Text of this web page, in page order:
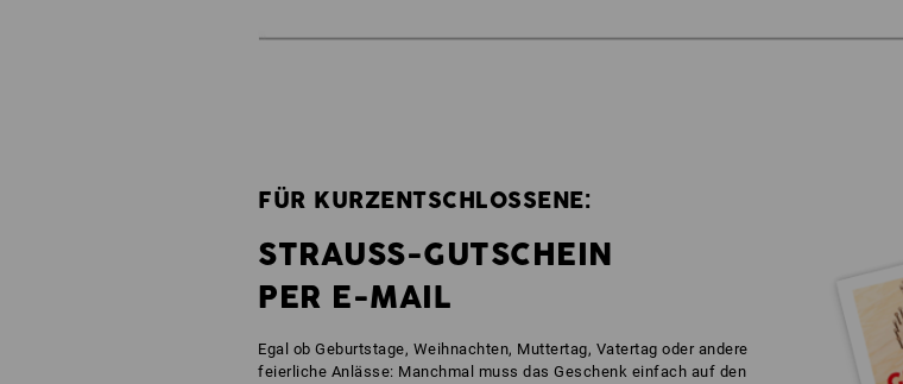
FÜR KURZENTSCHLOSSENE:
STRAUSS-GUTSCHEIN
PER E-MAIL
Egal ob Geburtstage, Weihnachten, Muttertag, Vatertag oder andere
feierliche Anlässe: Manchmal muss das Geschenk einfach auf den